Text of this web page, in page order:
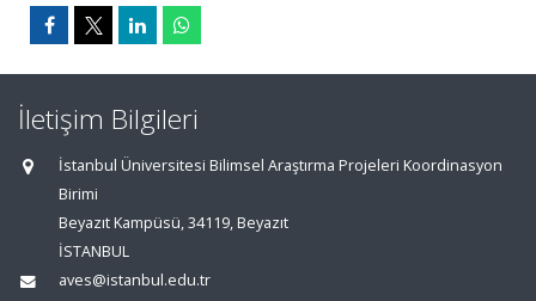
İletişim Bilgileri
İstanbul Üniversitesi Bilimsel Araştırma Projeleri Koordinasyon
Birimi
Beyazıt Kampüsü, 34119, Beyazıt
İSTANBUL
aves@istanbul.edu.tr